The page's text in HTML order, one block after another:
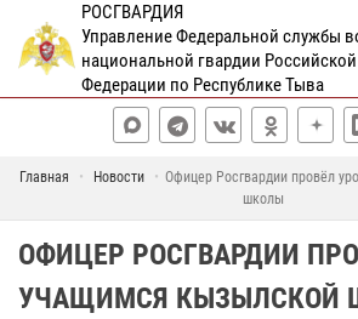
РОСГВАРДИЯ
Управление Федеральной службы
национальной гвардии Российской
Федерации по Республике Тыва
Главная Новости
Офицер Росгвардии провёл
школы
ОФИЦЕР РОСГВАРДИИ
УЧАЩИМСЯ КЫЗЫЛСКОЙ